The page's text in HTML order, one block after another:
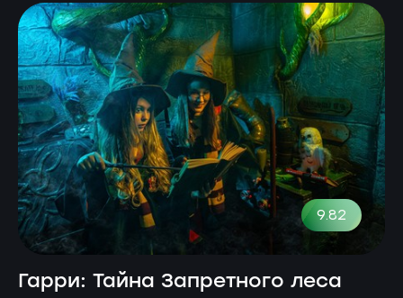
9.82
Гарри: Тайна Запретного леса